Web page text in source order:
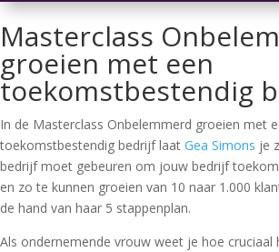
Masterclass
groeien met een
toekomstbestendig
In de Masterclass Onbelemmerd groeien met
toekomstbestendig bedrijf laat Gea Simons je
bedrijf moet gebeuren om jouw bedrijf
en zo te kunnen groeien van 10 naar 1.000
de hand van haar 5 stappenplan.
Als ondernemende vrouw weet je hoe